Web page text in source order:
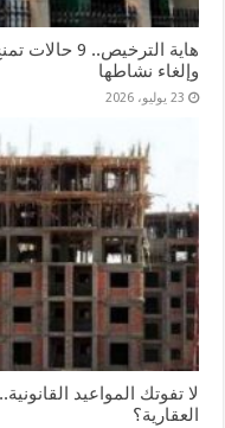
هاية
وإلغاء نشاطها
23 يوليو، 2026
لا تفوتك المواعيد
العقارية؟